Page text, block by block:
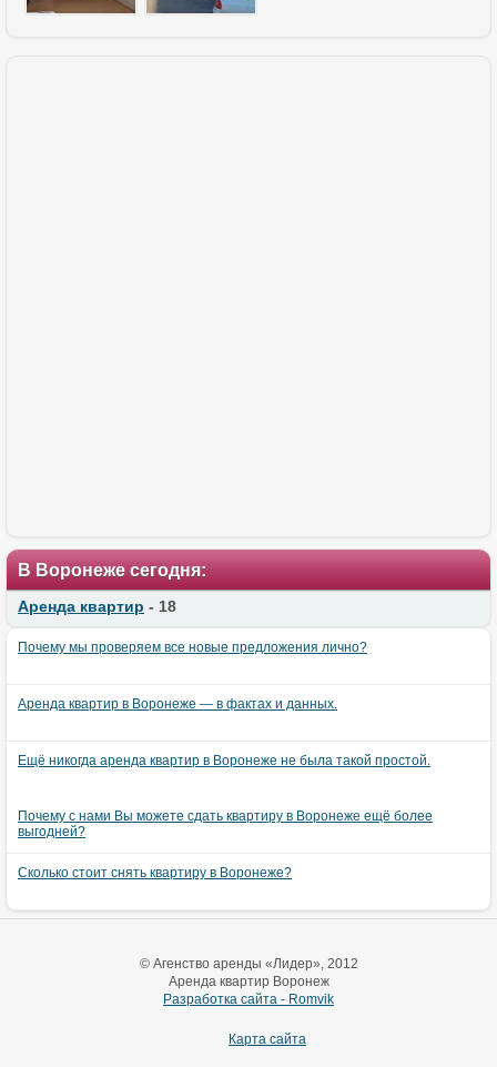
В Воронеже сегодня:
Аренда квартир - 18
Почему мы проверяем все новые предложения лично?
Аренда квартир в Воронеже — в фактах и данных.
Ещё никогда аренда квартир в Воронеже не была такой простой.
Почему с нами Вы можете сдать квартиру в Воронеже ещё более
выгодней?
Сколько стоит снять квартиру в Воронеже?
© Агенство аренды «Лидер», 2012
Аренда квартир Воронеж
Разработка сайта - Romvik
Карта сайта